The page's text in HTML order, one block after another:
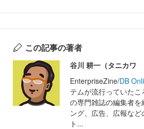
この記事の著者
谷川 耕一（タニカワ
EnterpriseZine/DB
テムが流行っていた
の専門雑誌の編集者
ング、広告、広報な
ト...